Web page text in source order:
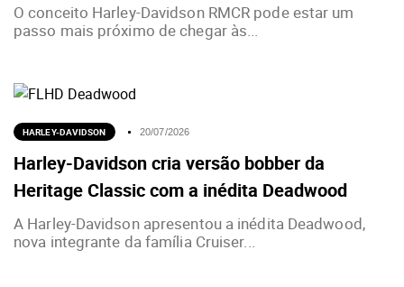
O conceito Harley-Davidson RMCR pode estar um
passo mais próximo de chegar às...
HARLEY-DAVIDSON 20/07/2026
Harley-Davidson cria versão bobber da
Heritage Classic com a inédita Deadwood
A Harley-Davidson apresentou a inédita Deadwood,
nova integrante da família Cruiser...